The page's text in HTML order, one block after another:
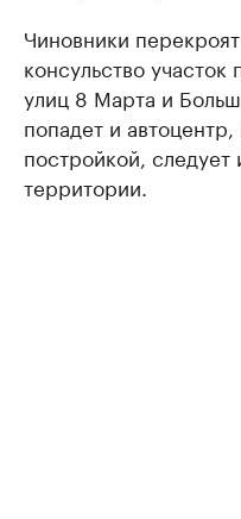
Чиновники
консульство участок
улиц 8 Марта и
попадет и
постройкой,
территории.